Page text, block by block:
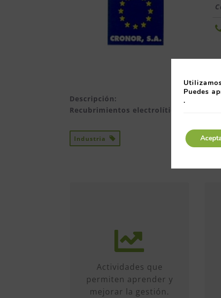
Descripción:
Recubrimientos electrolíticos
Industria
Actividades que
permiten aprender y
mejorar la gestión.
anuales de formato
diverso, sobre
múltiples temas.
Conferencias, talleres,
formación, etc...
Puedes
.